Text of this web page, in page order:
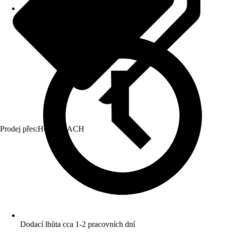
Prodej přes:HORNBACH
Dodací lhůta cca 1-2 pracovních dní